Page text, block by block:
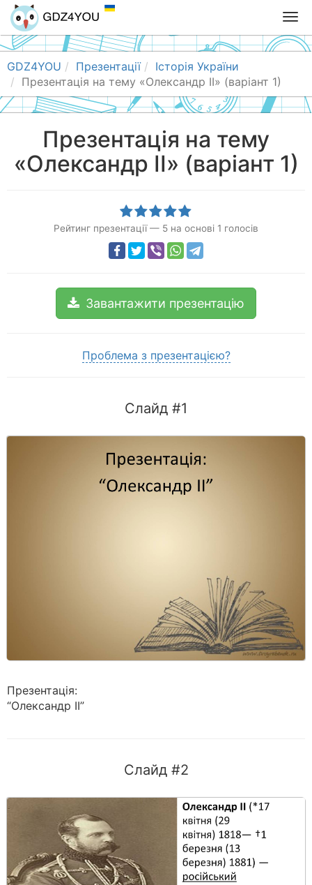
T
o
g
e
n
i
g
GDZ4YOU Презентації
Історія України
Презентація на тему «Олександр ІІ» (варіант 1)
Презентація на тему
«Олександр ІІ» (варіант 1)
Рейтинг презентації — 5 на основі 1 голосів
Завантажити презентацію
Проблема з презентацією?
Слайд #1
Презентація:
“Олександр ІІ”
Слайд #2